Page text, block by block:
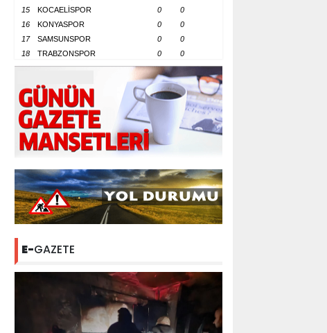
15
KOCAELİSPOR 0
0
16
KONYASPOR 0
0
17
SAMSUNSPOR 0
0
18
TRABZONSPOR 0 0
E-GAZETE